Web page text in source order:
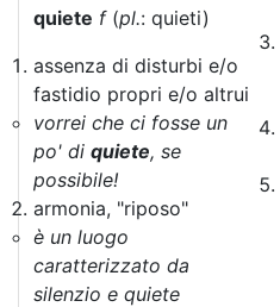
quiete f(pl.: quieti)
assenza di disturbi e/o
fastidio propri e/o altrui
vorrei che ci fosse un
po' di quiete, se
possibile!
armonia, "riposo"
è un luogo
caratterizzato da
silenzio e quiete